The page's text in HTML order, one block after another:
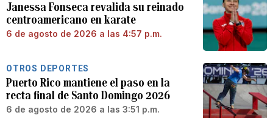
Janessa Fonseca revalida su reinado
centroamericano en karate
6 de agosto de 2026 a las 4:57 p.m.
OTROS DEPORTES
Puerto Rico mantiene el paso en la
recta final de Santo Domingo 2026
6 de agosto de 2026 a las 3:51 p.m.